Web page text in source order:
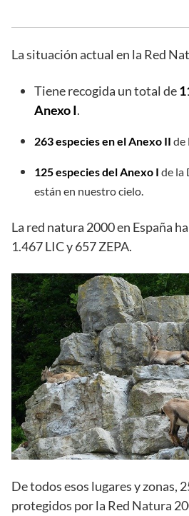
La situación actual en la Red
Tiene recogida un total de
Anexo I.
263 especies en el Anexo II de
125 especies del Anexo I de la
están en nuestro cielo.
La red natura 2000 en España
1.467 LIC y 657 ZEPA.
De todos esos lugares y zonas,
protegidos por la Red Natura